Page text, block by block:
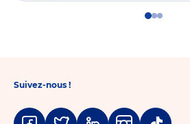
GoGoGo
Suivez-nous !